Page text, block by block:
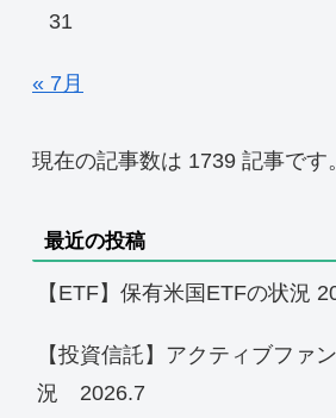
31
« 7月
現在の記事数は 1739 記事です。
最近の投稿
【ETF】保有米国ETFの状況
【投資信託】アクティブファ
況 2026.7